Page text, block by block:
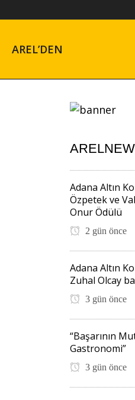
AREL’DEN
Adana Altın
Özpetek ve
Onur Ödülü
2 gün önce
Adana Altın
Zuhal Olcay
3 gün önce
“Başarının
Gastronomi”
3 gün önce